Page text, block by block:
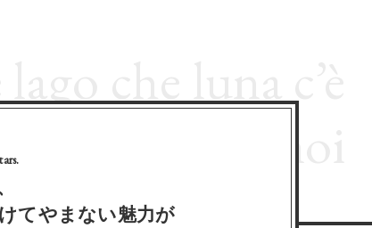
てやまない魅力が
brillano per noi